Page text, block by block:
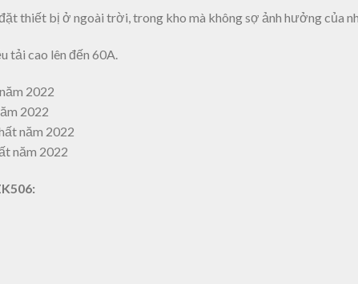
thiết bị ở ngoài trời, trong kho mà không sợ ảnh hưởng của
tải cao lên đến 60A.